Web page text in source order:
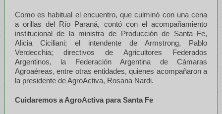
Como es habitual el encuentro, que culminó con una cena
a orillas del Río Paraná, contó con el acompañamiento
institucional de la ministra de Producción de Santa Fe,
Alicia Ciciliani; el intendente de Armstrong, Pablo
Verdecchia; directivos de Agricultores Federados
Argentinos, la Federación Argentina de Cámaras
Agroaéreas, entre otras entidades, quienes acompañaron a
la presidente de AgroActiva, Rosana Nardi.
Cuidaremos a AgroActiva para Santa Fe